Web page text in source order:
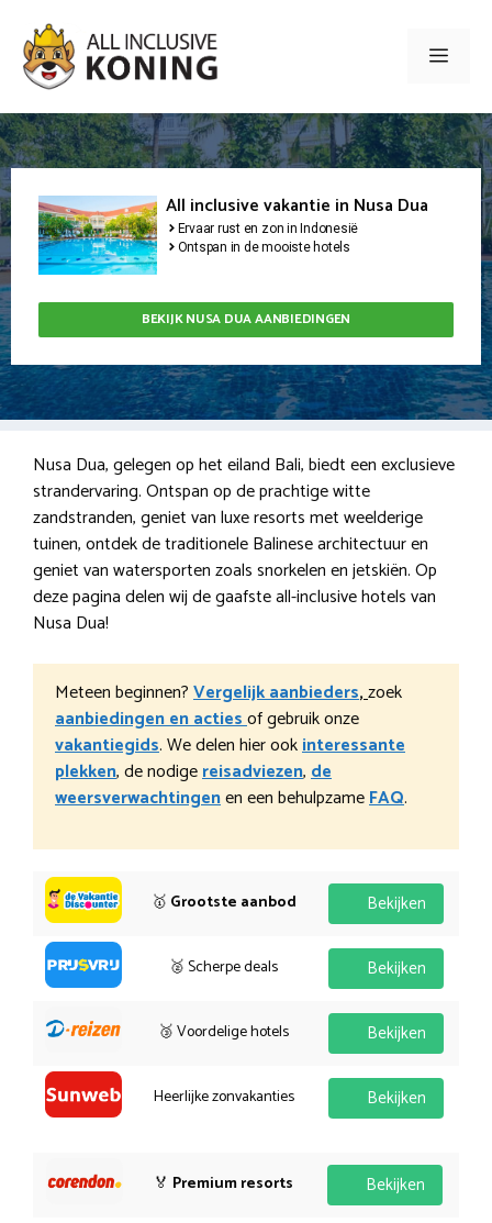
naar
inhoud
Menu
All inclusive vakantie in Nusa Dua
Ervaar rust en zon in Indonesië
Ontspan in de mooiste hotels
BEKIJK NUSA DUA AANBIEDINGEN
Nusa Dua, gelegen op het eiland Bali, biedt een exclusieve
strandervaring. Ontspan op de prachtige witte
zandstranden, geniet van luxe resorts met weelderige
tuinen, ontdek de traditionele Balinese architectuur en
geniet van watersporten zoals snorkelen en jetskiën. Op
deze pagina delen wij de gaafste all-inclusive hotels van
Nusa Dua!
Meteen beginnen?Vergelijk aanbieders,zoek
aanbiedingen en actiesof gebruik onze
vakantiegids. We delen hier ookinteressante
plekken, de nodigereisadviezen,de
weersverwachtingenen een behulpzameFAQ.
🥇 Grootste aanbod Bekijken
🥈 Scherpe deals Bekijken
🥉 Voordelige hotels Bekijken
Heerlijke zonvakanties Bekijken
🏅 Premium resorts Bekijken